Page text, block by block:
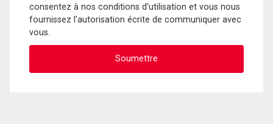
consentez à nos conditions d'utilisation et vous nous
fournissez l'autorisation écrite de communiquer avec
vous.